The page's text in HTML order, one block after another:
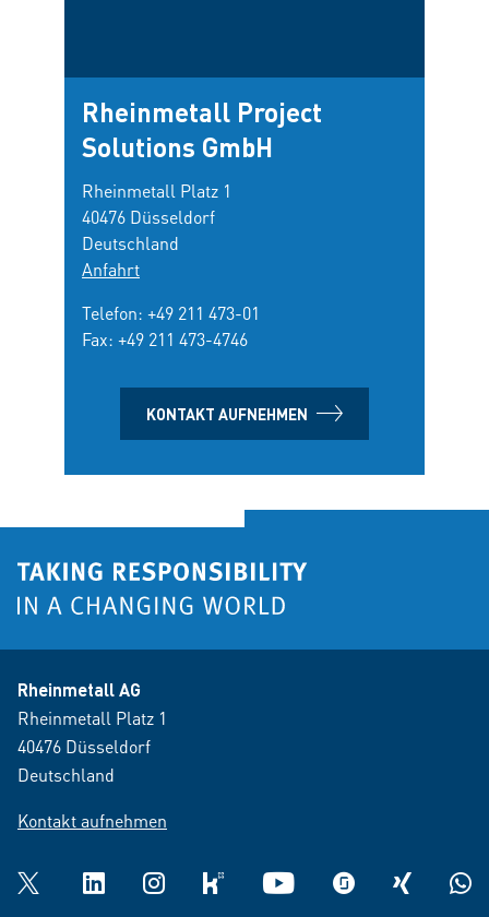
Rheinmetall Project
Solutions GmbH
Rheinmetall Platz 1
40476 Düsseldorf
Deutschland
Anfahrt
Telefon: +49 211 473-01
Fax: +49 211 473-4746
KONTAKT AUFNEHMEN
Rheinmetall AG
Rheinmetall Platz 1
40476 Düsseldorf
Deutschland
Kontakt aufnehmen
Twitter LinkedInInstagramkununu YouTube glassdoorXING